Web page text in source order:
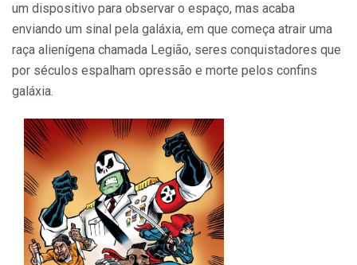
um dispositivo para observar o espaço, mas acaba
enviando um sinal pela galáxia, em que começa atrair uma
raça alienígena chamada Legião, seres conquistadores que
por séculos espalham opressão e morte pelos confins
galáxia.